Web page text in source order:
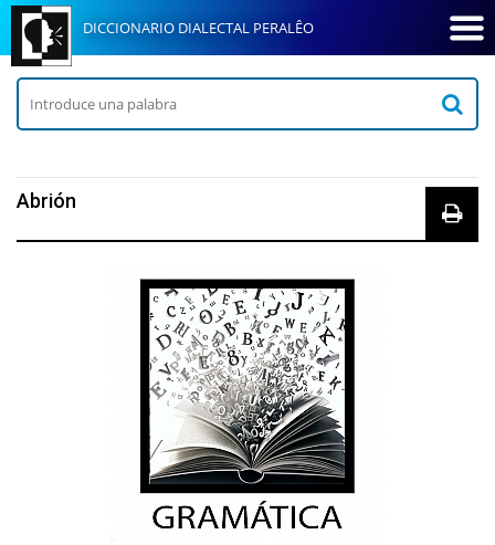
DICCIONARIO DIALECTAL PERALÊO
Abrión